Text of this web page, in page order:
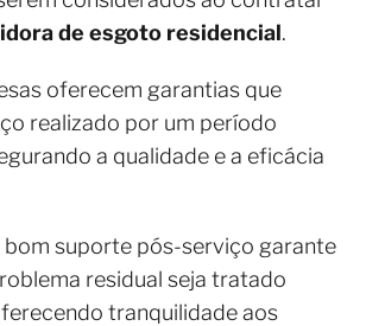
de esgoto residencial.
oferecem garantias que
realizado por um período
a qualidade e a eficácia
bom suporte pós-serviço garante
residual seja tratado
tranquilidade aos